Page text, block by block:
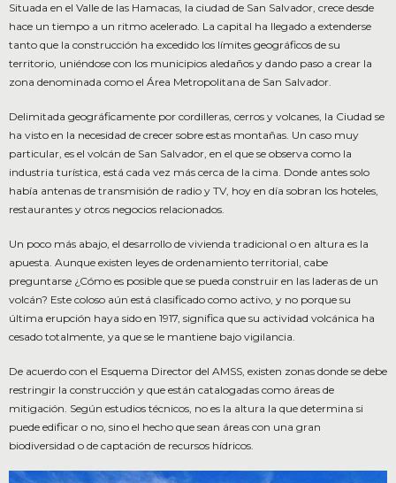
Situada en el Valle de las Hamacas, la ciudad de San Salvador, crece desde
hace un tiempo a un ritmo acelerado. La capital ha llegado a extenderse
tanto que la construcción ha excedido los límites geográficos de su
territorio, uniéndose con los municipios aledaños y dando paso a crear la
zona denominada como el Área Metropolitana de San Salvador.
Delimitada geográficamente por cordilleras, cerros y volcanes, la Ciudad se
ha visto en la necesidad de crecer sobre estas montañas. Un caso muy
particular, es el volcán de San Salvador, en el que se observa como la
industria turística, está cada vez más cerca de la cima. Donde antes solo
había antenas de transmisión de radio y TV, hoy en día sobran los hoteles,
restaurantes y otros negocios relacionados.
Un poco más abajo, el desarrollo de vivienda tradicional o en altura es la
apuesta. Aunque existen leyes de ordenamiento territorial, cabe
preguntarse ¿Cómo es posible que se pueda construir en las laderas de un
volcán? Este coloso aún está clasificado como activo, y no porque su
última erupción haya sido en 1917, significa que su actividad volcánica ha
cesado totalmente, ya que se le mantiene bajo vigilancia.
De acuerdo con el Esquema Director del AMSS, existen zonas donde se debe
restringir la construcción y que están catalogadas como áreas de
mitigación. Según estudios técnicos, no es la altura la que determina si
puede edificar o no, sino el hecho que sean áreas con una gran
biodiversidad o de captación de recursos hídricos.